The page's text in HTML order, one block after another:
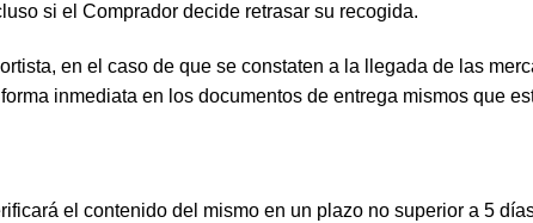
si el Comprador decide retrasar su recogida.
en el caso de que se constaten a la llegada de las
inmediata en los documentos de entrega mismos que
el contenido del mismo en un plazo no superior a 5